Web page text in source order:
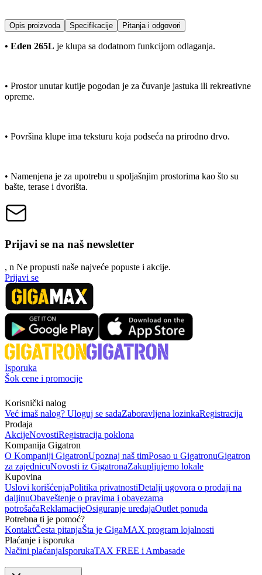
Opis proizvoda Specifikacije Pitanja i odgovori
• Eden 265L je klupa sa dodatnom funkcijom odlaganja.
• Prostor unutar kutije pogodan je za čuvanje jastuka ili rekreativne
opreme.
• Površina klupe ima teksturu koja podseća na prirodno drvo.
• Namenjena je za upotrebu u spoljašnjim prostorima kao što su
bašte, terase i dvorišta.
Prijavi se na naš newsletter
, n Ne propusti naše najveće popuste i akcije.
Prijavi se
Isporuka
Šok cene i promocije
Korisnički nalog
Već imaš nalog? Uloguj se sadaZaboravljena lozinkaRegistracija
Prodaja
AkcijeNovostiRegistracija poklona
Kompanija Gigatron
O Kompaniji GigatronUpoznaj naš timPosao u GigatronuGigatron
za zajednicuNovosti iz GigatronaZakupljujemo lokale
Kupovina
Uslovi korišćenjaPolitika privatnostiDetalji ugovora o prodaji na
daljinuObaveštenje o pravima i obavezama
potrošačaReklamacijeOsiguranje uređajaOutlet ponuda
Potrebna ti je pomoć?
KontaktČesta pitanjaŠta je GigaMAX program lojalnosti
Plaćanje i isporuka
Načini plaćanjaIsporukaTAX FREE i Ambasade